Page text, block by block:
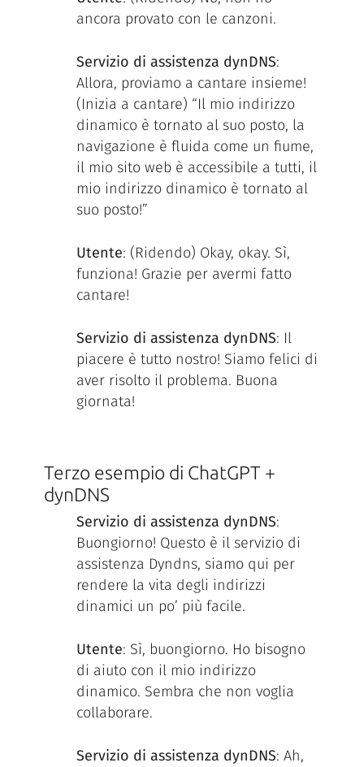
ancora provato con le canzoni.
Servizio di assistenza dynDNS:
Allora, proviamo a cantare insieme!
(Inizia a cantare) “Il mio indirizzo
dinamico è tornato al suo posto, la
navigazione è fluida come un fiume,
il mio sito web è accessibile a tutti, il
mio indirizzo dinamico è tornato al
suo posto!”
Utente: (Ridendo) Okay, okay. Sì,
funziona! Grazie per avermi fatto
cantare!
Servizio di assistenza dynDNS: Il
piacere è tutto nostro! Siamo felici di
aver risolto il problema. Buona
giornata!
Terzo esempio di ChatGPT +
dynDNS
Servizio di assistenza dynDNS:
Buongiorno! Questo è il servizio di
assistenza Dyndns, siamo qui per
rendere la vita degli indirizzi
dinamici un po’ più facile.
Utente: Sì, buongiorno. Ho bisogno
di aiuto con il mio indirizzo
dinamico. Sembra che non voglia
collaborare.
Servizio di assistenza dynDNS: Ah,